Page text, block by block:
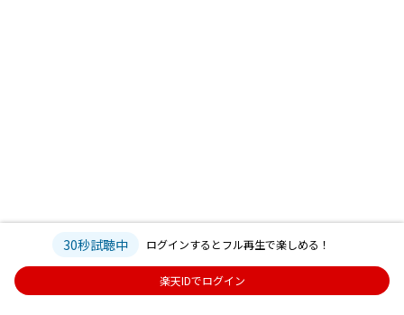
30秒試聴中 ログインするとフル再生で楽しめる！
楽天IDでログイン